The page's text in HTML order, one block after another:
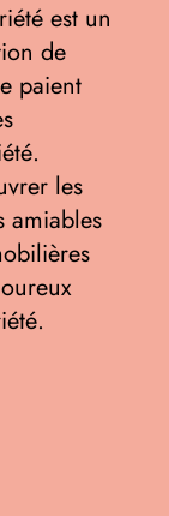
est un
de
paient
les
amiables